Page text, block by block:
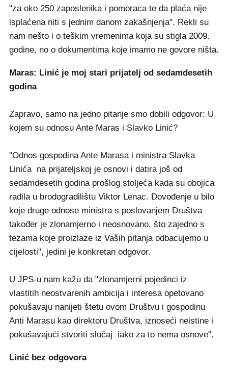
"za oko 250 zaposlenika i pomoraca te da plaća nije
isplaćena niti s jednim danom zakašnjenja". Rekli su
nam nešto i o teškim vremenima koja su stigla 2009.
godine, no o dokumentima koje imamo ne govore ništa.
Maras: Linić je moj stari prijatelj od sedamdesetih
godina
Zapravo, samo na jedno pitanje smo dobili odgovor: U
kojem su odnosu Ante Maras i Slavko Linić?
"Odnos gospodina Ante Marasa i ministra Slavka
Linića na prijateljskoj je osnovi i datira još od
sedamdesetih godina prošlog stoljeća kada su obojica
radila u brodogradilištu Viktor Lenac. Dovođenje u bilo
koje druge odnose ministra s poslovanjem Društva
također je zlonamjerno i neosnovano, što zajedno s
tezama koje proizlaze iz Vaših pitanja odbacujemo u
cijelosti", jedini je konkretan odgovor.
U JPS-u nam kažu da "zlonamjerni pojedinci iz
vlastitih neostvarenih ambicija i interesa opetovano
pokušavaju nanijeti štetu ovom Društvu i gospodinu
Anti Marasu kao direktoru Društva, iznoseći neistine i
pokušavajući stvoriti slučaj iako za to nema osnove".
Linić bez odgovora